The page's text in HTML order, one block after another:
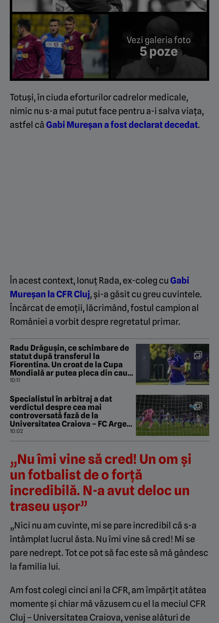
Vezi galeria foto
5 poze
Totuși, în ciuda eforturilor cadrelor medicale,
nimic nu s-a mai putut face pentru a-i salva viața,
astfel căGabi Mureșan a fost declarat decedat.
În acest context, Ionuț Rada, ex-coleg cuGabi
Mureșan la CFR Cluj, și-a găsit cu greu cuvintele.
Încărcat de emoții, lăcrimând, fostul campion al
României a vorbit despre regretatul primar.
Radu Drăgușin, ce schimbare de
statut după transferul la
Fiorentina. Un croat de la Cupa
Mondială ar putea pleca din cauza
lui: „E de neatins în centru!”
10:11
Specialistul în arbitraj a dat
verdictul despre cea mai
controversată fază de la
Universitatea Craiova – FC Argeș.
„L-a lăsat în mod special”
10:02
„Nu îmi vine să cred! Un om și
un fotbalist de o forță
incredibilă. N-a avut deloc un
traseu ușor”
„Nici nu am cuvinte, mi se pare incredibil că s-a
întâmplat lucrul ăsta. Nu îmi vine să cred! Mi se
pare nedrept. Tot ce pot să fac este să mă gândesc
la familia lui.
Am fost colegi cinci ani la CFR, am împărțit atâtea
momente și chiar mă văzusem cu el la meciul CFR
Cluj – Universitatea Craiova, venise alături de